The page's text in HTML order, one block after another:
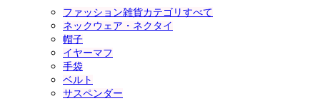
ファッション雑貨カテゴリすべて
ネックウェア・ネクタイ
帽子
イヤーマフ
手袋
ベルト
サスペンダー